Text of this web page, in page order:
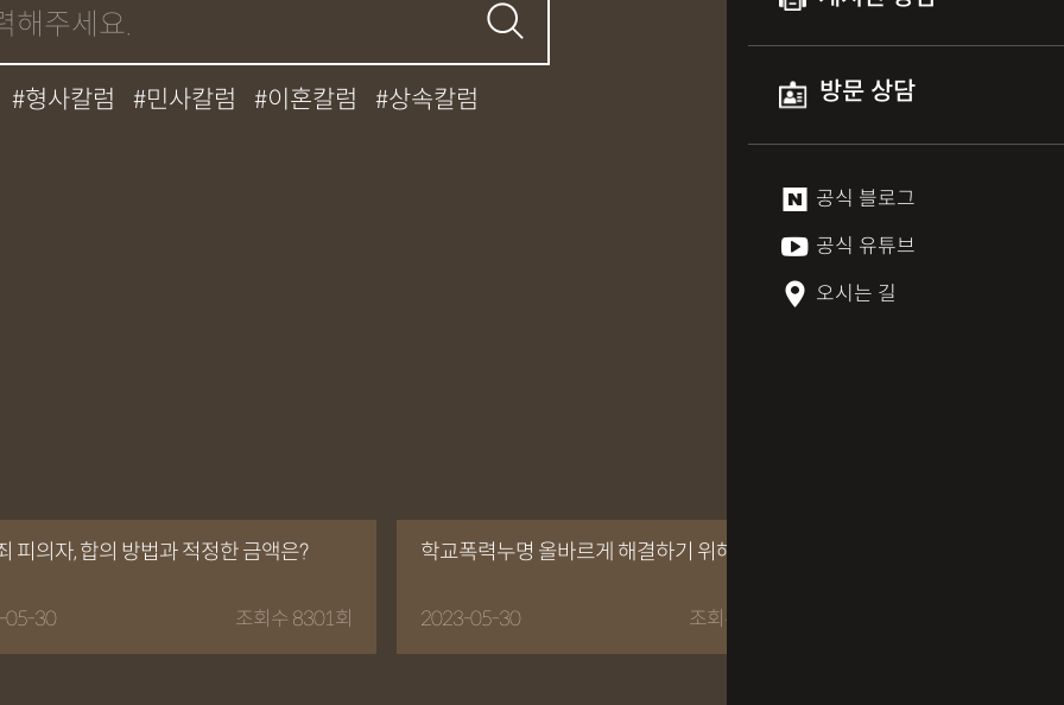
방문 상담
공식 블로그
공식 유튜브
오시는 길
형사칼럼 민사칼럼 이혼칼럼 상속칼럼
피의자, 합의 방법과 적정한 금액은?
05-30 조회수 8301회
학교폭력누명 올바르게 해결하기 위해서
2023-05-30 조회수 15566회